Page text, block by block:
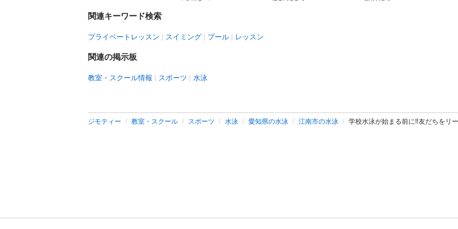
関連キーワード検索
プライベートレッスン スイミング プール レッスン
関連の掲示板
教室・スクール情報 スポーツ 水泳
ジモティー 教室・スクール スポーツ 水泳 愛知県の水泳 江南市の水泳 学校水泳が始まる前に‼️友だちをリ